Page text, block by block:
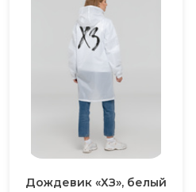
Дождевик «ХЗ», белый